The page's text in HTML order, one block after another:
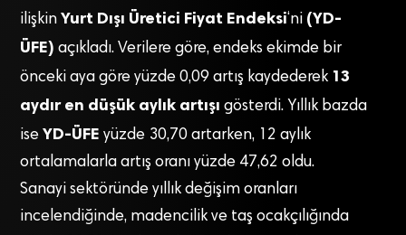
ilişkin Yurt Dışı Üretici Fiyat Endeksi‘ni (YD-
ÜFE) açıkladı. Verilere göre, endeks ekimde bir
önceki aya göre yüzde 0,09 artış kaydederek 13
aydır en düşük aylık artışı gösterdi. Yıllık bazda
iseYD-ÜFE yüzde 30,70 artarken, 12 aylık
ortalamalarla artış oranı yüzde 47,62 oldu.
Sanayi sektöründe yıllık değişim oranları
incelendiğinde, madencilik ve taş ocakçılığında